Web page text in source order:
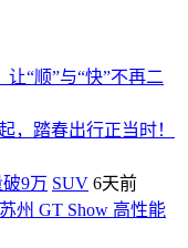
“顺”与“快”不再二
，踏春出行正当时！
9万 SUV 6天前
州 GT Show 高性能